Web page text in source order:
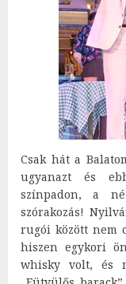
Csak hát a
ugyanazt és
színpadon, a
szórakozás!
rugói között nem
hiszen egykori
whisky volt, és